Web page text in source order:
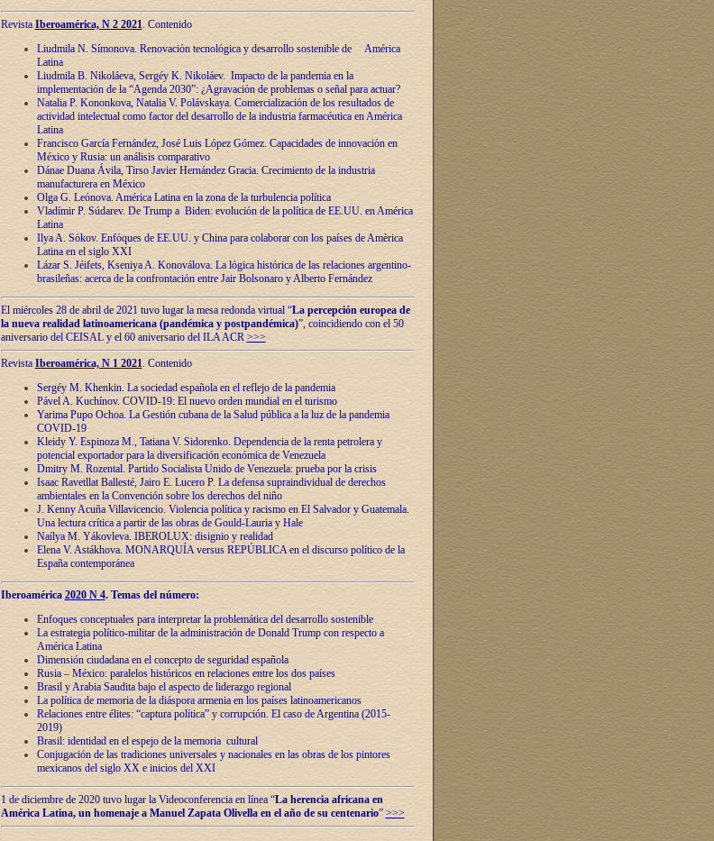
RevistaIberoamérica, N 2 2021. Contenido
Liudmila N. Símonova. Renovaciόn tecnolόgica y desarrollo sostenible de América
Latina
Liudmila B. Nikoláeva, Sergéy K. Nikoláev. Impacto de la pandemia en la
implementaciόn de la “Agenda 2030”: ¿Agravaciόn de problemas o señal para actuar?
Natalia P. Kononkova, Natalia V. Polávskaya. Comercializaciόn de los resultados de
actividad intelectual como factor del desarrollo de la industria farmacéutica en América
Latina
Francisco García Fernández, José Luis López Gómez. Capacidades de innovaciόn en
México y Rusia: un análisis comparativo
Dánae Duana Ávila, Tirso Javier Hernández Gracia. Crecimiento de la industria
manufacturera en México
Olga G. Leόnova. América Latina en la zona de la turbulencia política
Vladímir P. Súdarev. De Trump a Biden: evoluciόn de la política de EE.UU. en América
Latina
Ilya A. Sόkov. Enfόques de EE.UU. y China para colaborar con los países de Amèrica
Latina en el siglo XXI
Lázar S. Jéifets, Kseniya A. Konoválova. La lόgica histόrica de las relaciones argentino-
brasileñas: acerca de la confrontaciόn entre Jair Bolsonaro y Alberto Fernández
El miércoles 28 de abril de 2021 tuvo lugar la mesa redonda virtual “La percepción europea de
la nueva realidad latinoamericana (pandémica y postpandémica)”, coincidiendo con el 50
aniversario del CEISAL y el 60 aniversario del ILA ACR >>>
Revista Iberoamérica, N 1 2021. Contenido
Sergéy M. Khenkin. La sociedad española en el reflejo de la pandemia
Pável A. Kuchínov. COVID-19: El nuevo orden mundial en el turismo
Yarima Pupo Ochoa. La Gestión cubana de la Salud pública a la luz de la pandemia
COVID-19
Kleidy Y. Espinoza M., Tatiana V. Sidorenko. Dependencia de la renta petrolera y
potencial exportador para la diversificación económica de Venezuela
Dmitry M. Rozental. Partido Socialista Unido de Venezuela: prueba por la crisis
Isaac Ravetllat Ballesté, Jairo E. Lucero P. La defensa supraindividual de derechos
ambientales en la Convención sobre los derechos del niño
J. Kenny Acuña Villavicencio. Violencia política y racismo en El Salvador y Guatemala.
Una lectura crítica a partir de las obras de Gould-Lauria y Hale
Naílya M. Yákovleva. IBEROLUX: disignio y realidad
Elena V. Astákhova. MONARQUÍA versus REPÚBLICA en el discurso político de la
España contemporánea
Iberoamérica 2020 N 4. Temas del número:
Enfoques conceptuales para interpretar la problemática del desarrollo sostenible
La estrategia político-militar de la administración de Donald Trump con respecto a
América Latina
Dimensión ciudadana en el concepto de seguridad española
Rusia – México: paralelos históricos en relaciones entre los dos países
Brasil y Arabia Saudita bajo el aspecto de liderazgo regional
La política de memoria de la diáspora armenia en los países latinoamericanos
Relaciones entre élites: “captura política” y corrupción. El caso de Argentina (2015-
2019)
Brasil: identidad en el espejo de la memoria cultural
Conjugación de las tradiciones universales y nacionales en las obras de los pintores
mexicanos del siglo XX e inicios del XXI
1 de diciembre de 2020 tuvo lugar la Videoconferencia en línea “La herencia africana en
América Latina, un homenaje a Manuel Zapata Olivella en el año de su centenario” >>>